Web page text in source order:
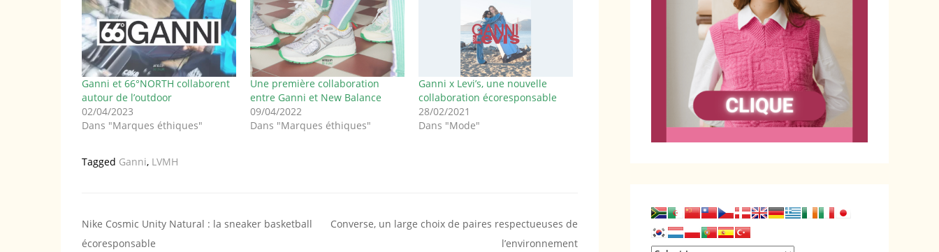
Ganni et 66°NORTH collaborent
autour de l’outdoor
02/04/2023
Dans "Marques éthiques"
Une première collaboration
entre Ganni et New Balance
09/04/2022
Dans "Marques éthiques"
Ganni x Levi’s, une nouvelle
collaboration écoresponsable
28/02/2021
Dans "Mode"
Tagged Ganni, LVMH
Navigation
Nike Cosmic Unity Natural : la sneaker basketball
écoresponsable
Converse, un large choix de paires respectueuses de
l’environnement